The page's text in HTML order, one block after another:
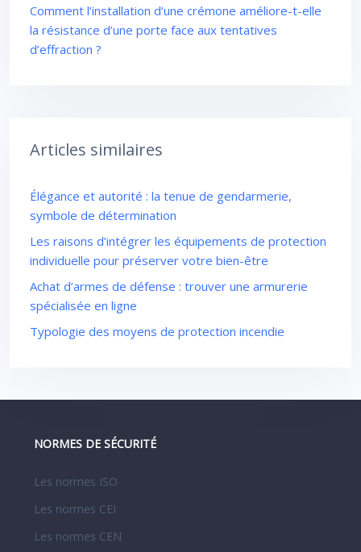
Comment l’installation d’une crémone améliore-t-elle
la résistance d’une porte face aux tentatives
d’effraction ?
Articles similaires
Élégance et autorité : la tenue de gendarmerie,
symbole de détermination
Les raisons d’intégrer les équipements de protection
individuelle pour préserver votre bien-être
Achat d’armes de défense : trouver une armurerie
spécialisée en ligne
Typologie des moyens de protection incendie
NORMES DE SÉCURITÉ
Les normes ISO
Les normes CEI
Les normes CEN